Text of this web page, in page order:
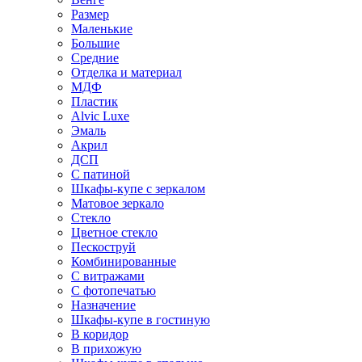
Размер
Маленькие
Большие
Средние
Отделка и материал
МДФ
Пластик
Alvic Luxe
Эмаль
Акрил
ДСП
С патиной
Шкафы-купе с зеркалом
Матовое зеркало
Стекло
Цветное стекло
Пескоструй
Комбинированные
С витражами
С фотопечатью
Назначение
Шкафы-купе в гостиную
В коридор
В прихожую